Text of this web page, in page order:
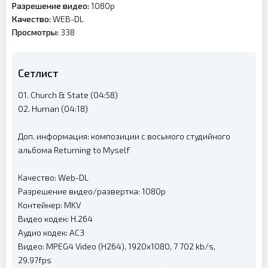
Разрешение видео: 1080p
Качество: WEB-DL
Просмотры: 338
Сетлист
01. Church & State (04:58)
02. Human (04:18)
Доп. информация: композиции с восьмого студийного
альбома Returning to Myself
Качество: Web-DL
Разрешение видео/развертка: 1080p
Контейнер: MKV
Видео кодек: H.264
Аудио кодек: AC3
Видео: MPEG4 Video (H264), 1920x1080, 7 702 kb/s,
29.97fps